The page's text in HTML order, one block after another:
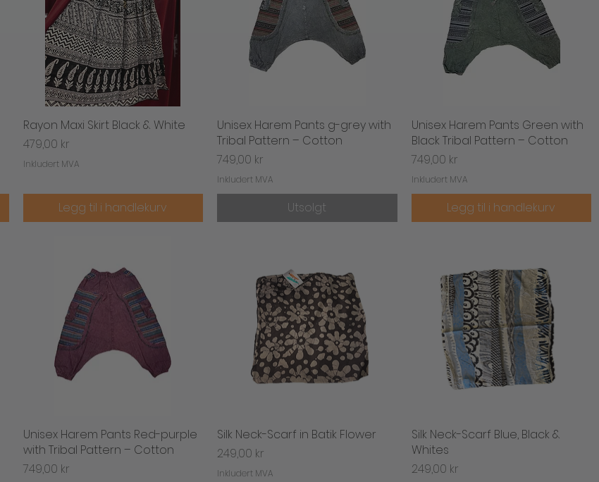
Hurtigvisning
Rayon Maxi Skirt Black & White
Pris
479,00 kr
Inkludert MVA
Legg til i handlekurv
Hurtigvisning
Unisex Harem Pants g-grey with
Tribal Pattern – Cotton
Pris
749,00 kr
Inkludert MVA
Utsolgt
Hurtigvisning
Unisex Harem Pants Green with
Black Tribal Pattern – Cotton
Pris
749,00 kr
Inkludert MVA
Legg til i handlekurv
Hurtigvisning
Unisex Harem Pants Red-purple
with Tribal Pattern – Cotton
Pris
749,00 kr
Hurtigvisning
Silk Neck-Scarf in Batik Flower
Pris
249,00 kr
Inkludert MVA
Hurtigvisning
Silk Neck-Scarf Blue, Black &
Whites
Pris
249,00 kr